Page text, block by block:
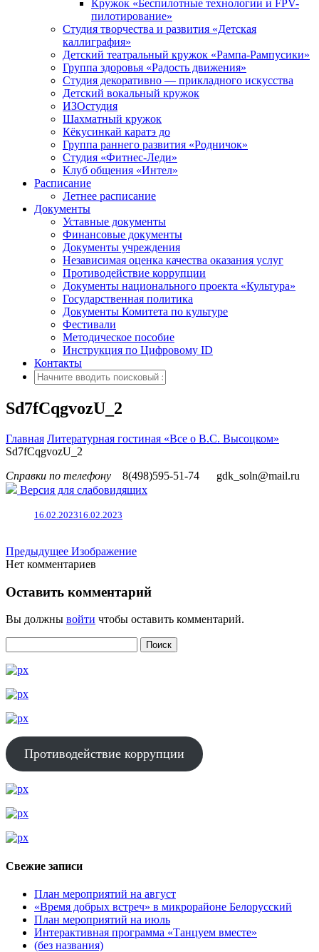
Кружок «Беспилотные технологии и FPV-
пилотирование»
Студия творчества и развития «Детская
каллиграфия»
Детский театральный кружок «Рампа-Рампусики»
Группа здоровья «Радость движения»
Студия декоративно — прикладного искусства
Детский вокальный кружок
ИЗОстудия
Шахматный кружок
Кёкусинкай каратэ до
Группа раннего развития «Родничок»
Cтудия «Фитнес-Леди»
Клуб общения «Интел»
Расписание
Летнее расписание
Документы
Уставные документы
Финансовые документы
Документы учреждения
Независимая оценка качества оказания услуг
Противодействие коррупции
Документы национального проекта «Культура»
Государственная политика
Документы Комитета по культуре
Фестивали
Методическое пособие
Инструкция по Цифровому ID
Контакты
Sd7fCqgvozU_2
Главная Литературная гостиная «Все о В.С. Высоцком»
Sd7fCqgvozU_2
Справки по телефону
8(498)595-51-74
gdk_soln@mail.ru
Версия для слабовидящих
16.02.202316.02.2023
Предыдущее Изображение
Нет комментариев
Оставить комментарий
Вы должны войти чтобы оставить комментарий.
Противодействие коррупции
Свежие записи
План мероприятий на август
«Время добрых встреч» в микрорайоне Белорусский
План мероприятий на июль
Интерактивная программа «Танцуем вместе»
(без названия)